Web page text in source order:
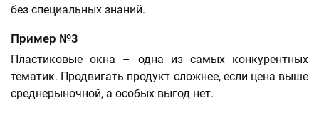
без специальных знаний.
Пример №3
Пластиковые окна – одна из самых конкурентных
тематик. Продвигать продукт сложнее, если цена выше
среднерыночной, а особых выгод нет.